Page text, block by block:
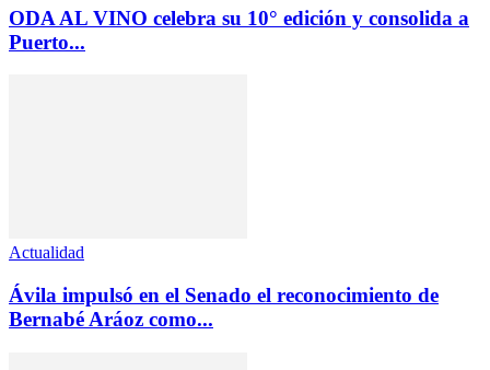
ODA AL VINO celebra su 10° edición y consolida a
Puerto...
Actualidad
Ávila impulsó en el Senado el reconocimiento de
Bernabé Aráoz como...